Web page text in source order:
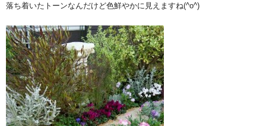
落ち着いたトーンなんだけど色鮮やかに見えますね(^o^)